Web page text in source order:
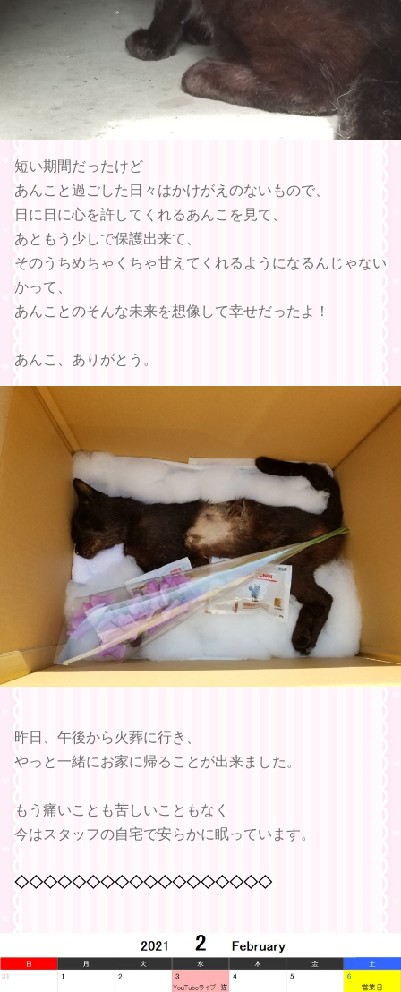
短い期間だったけど
あんこと過ごした日々はかけがえのないもので、
日に日に心を許してくれるあんこを見て、
あともう少しで保護出来て、
そのうちめちゃくちゃ甘えてくれるようになるんじゃない
かって、
あんことのそんな未来を想像して幸せだったよ！
あんこ、ありがとう。
昨日、午後から火葬に行き、
やっと一緒にお家に帰ることが出来ました。
もう痛いことも苦しいこともなく
今はスタッフの自宅で安らかに眠っています。
◇◇◇◇◇◇◇◇◇◇◇◇◇◇◇◇◇◇